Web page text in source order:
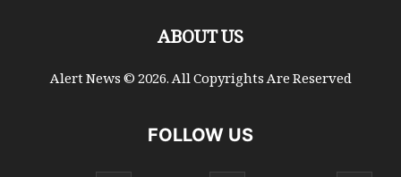
ABOUT US
Alert News © 2026. All Copyrights Are Reserved
FOLLOW US